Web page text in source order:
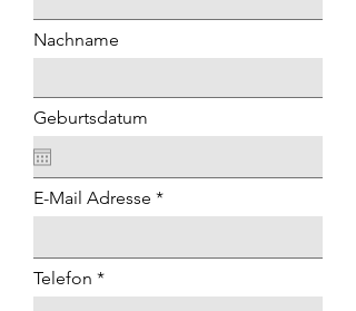
Nachname
Geburtsdatum
E-Mail Adresse
Telefon